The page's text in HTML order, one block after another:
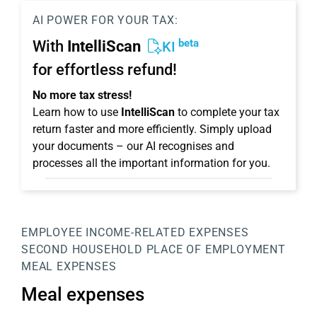
AI POWER FOR YOUR TAX:
With IntelliScan KI beta
for effortless refund!
No more tax stress!
Learn how to use IntelliScan to complete your tax
return faster and more efficiently. Simply upload
your documents – our AI recognises and
processes all the important information for you.
EMPLOYEE INCOME-RELATED EXPENSES
SECOND HOUSEHOLD PLACE OF EMPLOYMENT
MEAL EXPENSES
Meal expenses